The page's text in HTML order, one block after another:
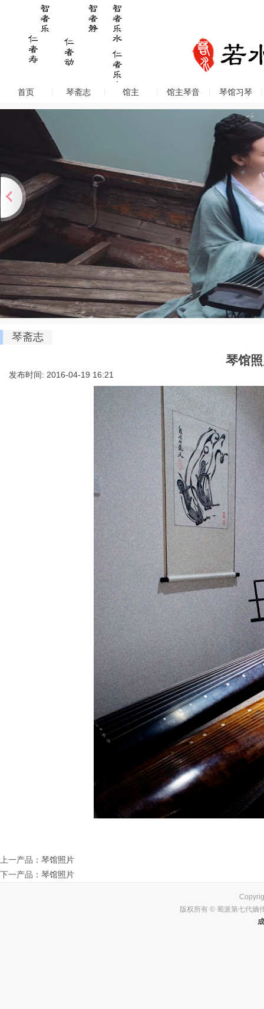
首页 琴斋志 馆主 馆主琴音 琴馆习琴
琴斋志
琴馆
发布时间: 2016-04-19 16:21
上一产品 ： 琴馆照片
下一产品 ： 琴馆照片
版权所有 © 蜀派第七代嫡